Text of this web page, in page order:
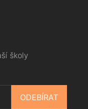
školy
ODEBÍRAT